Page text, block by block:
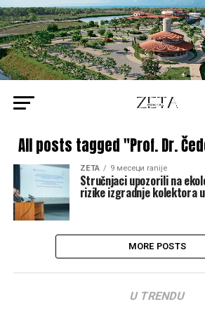
All posts tagged "Prof. Dr.
ZETA 9 месеци ranije
Stručnjaci upozorili na
rizike izgradnje kolektora
MORE POSTS
U TRENDU